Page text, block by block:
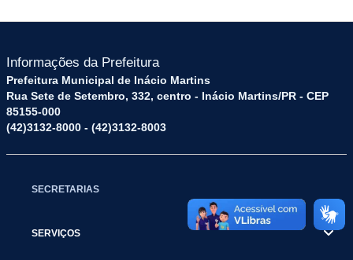
Informações da Prefeitura
Prefeitura Municipal de Inácio Martins
Rua Sete de Setembro, 332, centro - Inácio Martins/PR - CEP
85155-000
(42)3132-8000 - (42)3132-8003
SECRETARIAS
SERVIÇOS